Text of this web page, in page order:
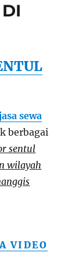
sewa
berbagai
sentul
wilayah
VIDEO